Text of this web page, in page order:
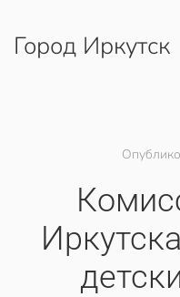
Перейти к
Город Иркутск